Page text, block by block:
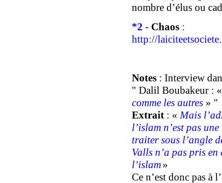
nombre d’élus ou
*2 - Chaos :
http://
Notes : Interview
" Dalil Boubakeur :
comme les autres » "
Extrait : «Mais
l’islam n’est pas
traiter sous l’angle
Valls n’a pas pris
l’islam»
Ce n’est donc pas à